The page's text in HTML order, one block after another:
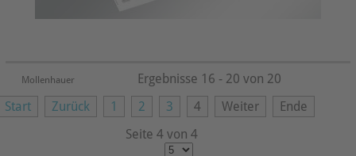
Mollenhauer
Start Zurück 1 2 3 4 Weiter
Ende
Seite 4 von 4
Ergebnisse 16 - 20 von 20